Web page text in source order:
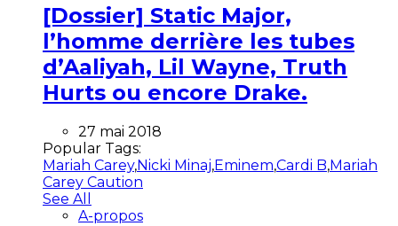
[Dossier] Static Major,
l’homme derrière les tubes
d’Aaliyah, Lil Wayne, Truth
Hurts ou encore Drake.
27 mai 2018
Popular Tags:
Mariah Carey,Nicki Minaj,Eminem,Cardi B,Mariah
Carey Caution
See All
A-propos